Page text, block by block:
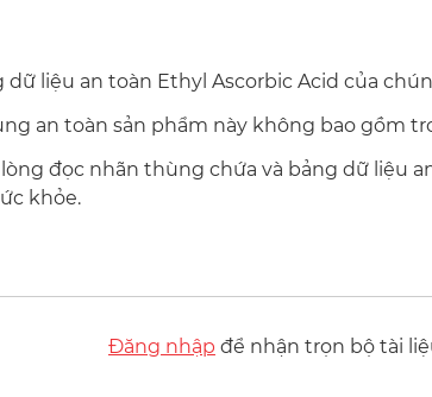
dữ liệu an toàn Ethyl Ascorbic Acid của
an toàn sản phẩm này không bao gồm
lòng đọc nhãn thùng chứa và bảng dữ liệu
khỏe.
Đăng nhập để nhận trọn bộ tài